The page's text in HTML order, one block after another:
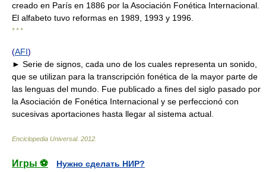
creado en París en 1886 por la Asociación Fonética Internacional.
El alfabeto tuvo reformas en 1989, 1993 y 1996.
* * *
(AFI)
► Serie de signos, cada uno de los cuales representa un sonido,
que se utilizan para la transcripción fonética de la mayor parte de
las lenguas del mundo. Fue publicado a fines del siglo pasado por
la Asociación de Fonética Internacional y se perfeccionó con
sucesivas aportaciones hasta llegar al sistema actual.
Enciclopedia Universal. 2012
Игры ⚽
Нужно сделать НИР?